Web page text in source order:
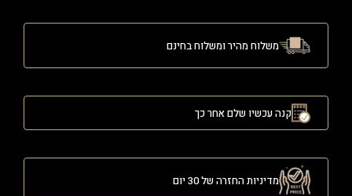
משלוח מהיר ומשלוח בחינם
קנה עכשיו שלם אחר כך
מדיניות החזרה של 30 יום